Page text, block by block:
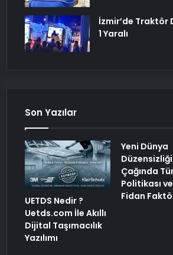
İzmir’de Traktör
1 Yaralı
Son Yazılar
UETDS Nedir ?
Uetds.com İle Akıllı
Dijital Taşımacılık
Yazılımı
Yeni Dünya
Düzensizliği
Çağında
Politikası
Fidan